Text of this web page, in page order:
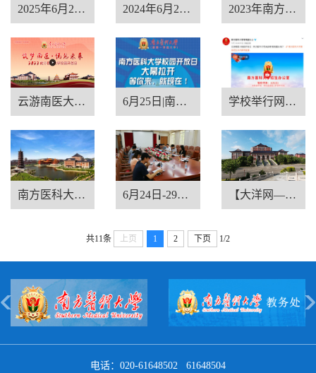
2025年6月26日南医大校园开放日 2024年6月28日南医大校园开放日... 2023年南方医科大学校园开放日...
云游南医大校园开放日 | 南方医... 6月25日|南方医线上校园开放日... 学校举行网上“云逛校园”开放...
南方医科大学2019年校园开放周 6月24日-29日,学校在校本部和顺... 【大洋网—广州日报】上本地名...
共11条 上页 1 2 下页 1/2
电话：020-61648502 61648504